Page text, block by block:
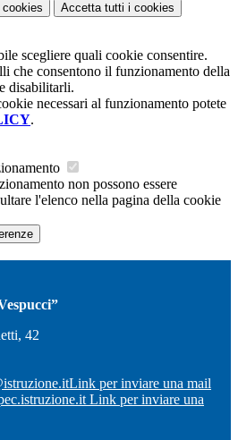
cookies Accetta tutti i cookies
scegliere quali cookie consentire.
che consentono il funzionamento della
disabilitarli.
necessari al funzionamento potete
.
non possono essere
l'elenco nella pagina della cookie
42
Link per inviare una mail
Link per inviare una